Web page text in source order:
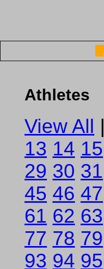
Athletes
View All |
13 14 15
29 30 31
45 46 47
61 62 63
77 78 79
93 94 95